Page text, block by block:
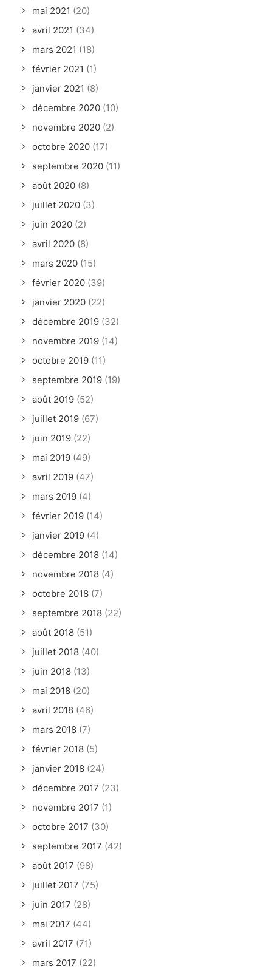
mai 2021 (20)
avril 2021 (34)
mars 2021 (18)
février 2021 (1)
janvier 2021 (8)
décembre 2020 (10)
novembre 2020 (2)
octobre 2020 (17)
septembre 2020 (11)
août 2020 (8)
juillet 2020 (3)
juin 2020 (2)
avril 2020 (8)
mars 2020 (15)
février 2020 (39)
janvier 2020 (22)
décembre 2019 (32)
novembre 2019 (14)
octobre 2019 (11)
septembre 2019 (19)
août 2019 (52)
juillet 2019 (67)
juin 2019 (22)
mai 2019 (49)
avril 2019 (47)
mars 2019 (4)
février 2019 (14)
janvier 2019 (4)
décembre 2018 (14)
novembre 2018 (4)
octobre 2018 (7)
septembre 2018 (22)
août 2018 (51)
juillet 2018 (40)
juin 2018 (13)
mai 2018 (20)
avril 2018 (46)
mars 2018 (7)
février 2018 (5)
janvier 2018 (24)
décembre 2017 (23)
novembre 2017 (1)
octobre 2017 (30)
septembre 2017 (42)
août 2017 (98)
juillet 2017 (75)
juin 2017 (28)
mai 2017 (44)
avril 2017 (71)
mars 2017 (22)